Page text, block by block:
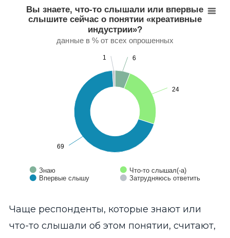
Pie chart with 4 slices.
данные в % от всех опрошенных
View as data table, Вы знаете, что-то слышали или
Вы знаете, что-то слышали или впервые
слышите сейчас о понятии «креативные
индустрии»?
данные в % от всех опрошенных
6
6
24
24
69
69
11
Знаю Что-то слышал(-а)
Впервые слышу Затрудняюсь ответить
Чаще респонденты, которые знают или
что-то слышали об этом понятии, считают,